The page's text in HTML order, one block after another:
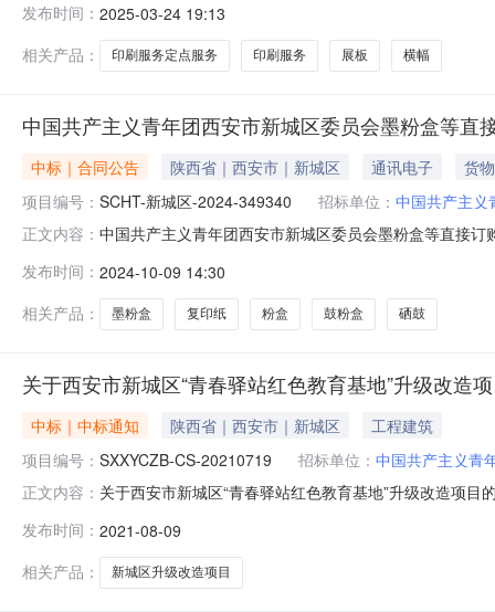
的政府采购合同是按照《中华人民共和国政府采购法实
商品
发布时间： 2025-03-24 19:13
相关产品：
印刷服务定点服务 印刷服务 展板 横幅
中国共产主义青年团西安市新城区委员会墨粉盒等直
中标｜合同公告 陕西省｜西安市｜新城区 通讯电子
货物
项目编号： SCHT-新城区-2024-349340 招标单位： 中国共产主义
正文内容： 中国共产主义青年团西安市新城区委员会墨粉盒等直接
击可下载或查看）﹒电子卖场采购合同.pdf免责声明本页
概不
发布时间： 2024-10-09 14:30
相关产品：
墨粉盒 复印纸 粉盒 鼓粉盒 硒鼓
关于西安市新城区“青春驿站红色教育基地”升级改造
中标｜中标通知 陕西省｜西安市｜新城区
工程建筑
项目编号： SXXYCZB-CS-20210719 招标单位： 中国共产主义青
正文内容： 关于西安市新城区“青春驿站红色教育基地”升级改造项
团结南路10号睿中心C座2302室成交金额：500,800.00
发布时间： 2021-08-09
相关产品：
新城区升级改造项目